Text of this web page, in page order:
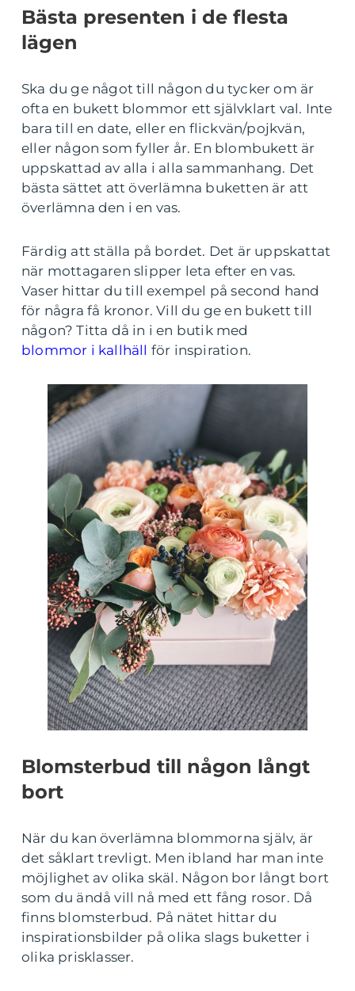
Bästa presenten i de flesta
lägen
Ska du ge något till någon du tycker om är
ofta en bukett blommor ett självklart val. Inte
bara till en date, eller en flickvän/pojkvän,
eller någon som fyller år. En blombukett är
uppskattad av alla i alla sammanhang. Det
bästa sättet att överlämna buketten är att
överlämna den i en vas.
Färdig att ställa på bordet. Det är uppskattat
när mottagaren slipper leta efter en vas.
Vaser hittar du till exempel på second hand
för några få kronor. Vill du ge en bukett till
någon? Titta då in i en butik med
blommor i kallhäll för inspiration.
Blomsterbud till någon långt
bort
När du kan överlämna blommorna själv, är
det såklart trevligt. Men ibland har man inte
möjlighet av olika skäl. Någon bor långt bort
som du ändå vill nå med ett fång rosor. Då
finns blomsterbud. På nätet hittar du
inspirationsbilder på olika slags buketter i
olika prisklasser.